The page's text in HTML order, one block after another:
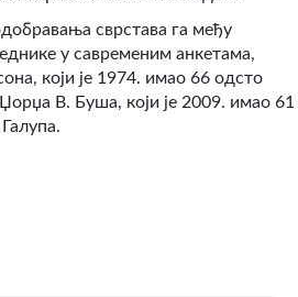
сврстава га међу
у савременим анкетама,
који је 1974. имао 66 одсто
В. Буша, који је 2009. имао 61